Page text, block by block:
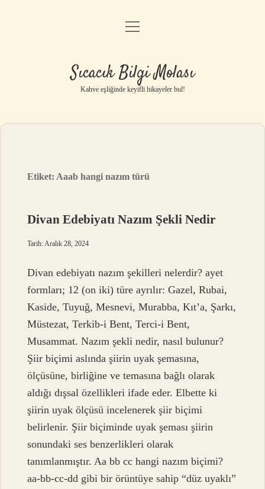
Anasayfa
Yasal Uyarı
menüyü
Sıcacık Bilgi Molası
Kahve eşliğinde keyifli hikayeler bul!
Etiket: Aaab hangi nazım türü
Divan Edebiyatı Nazım Şekli Nedir
Tarih: Aralık 28, 2024
Divan edebiyatı nazım şekilleri nelerdir? ayet
formları; 12 (on iki) türe ayrılır: Gazel, Rubai,
Kaside, Tuyuğ, Mesnevi, Murabba, Kıt’a, Şarkı,
Müstezat, Terkib-i Bent, Terci-i Bent,
Musammat. Nazım şekli nedir, nasıl bulunur?
Şiir biçimi aslında şiirin uyak şemasına,
ölçüsüne, birliğine ve temasına bağlı olarak
aldığı dışsal özellikleri ifade eder. Elbette ki
şiirin uyak ölçüsü incelenerek şiir biçimi
belirlenir. Şiir biçiminde uyak şeması şiirin
sonundaki ses benzerlikleri olarak
tanımlanmıştır. Aa bb cc hangi nazım biçimi?
aa-bb-cc-dd gibi bir örüntüye sahip “düz uyaklı”